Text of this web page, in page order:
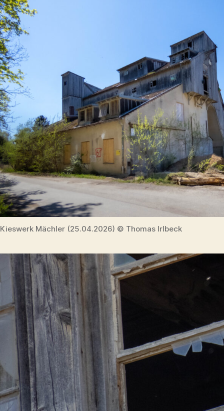
Kieswerk Mächler (25.04.2026) © Thomas Irlbeck